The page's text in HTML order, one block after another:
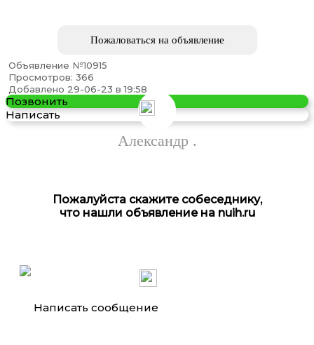
Пожаловаться на объявление
Объявление №10915
Просмотров: 366
Добавлено 29-06-23 в 19:58
Позвонить
Написать
Александр .
Пожалуйста скажите собеседнику,
что нашли объявление на nuih.ru
Написать сообщение